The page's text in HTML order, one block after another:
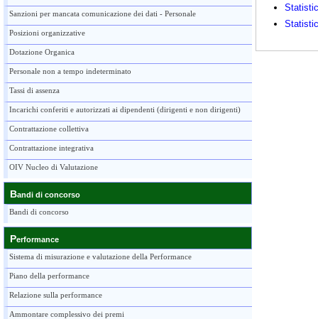
Sanzioni per mancata comunicazione dei dati - Personale
Posizioni organizzative
Dotazione Organica
Personale non a tempo indeterminato
Tassi di assenza
Incarichi conferiti e autorizzati ai dipendenti (dirigenti e non dirigenti)
Contrattazione collettiva
Contrattazione integrativa
OIV Nucleo di Valutazione
Bandi di concorso
Bandi di concorso
Performance
Sistema di misurazione e valutazione della Performance
Piano della performance
Relazione sulla performance
Ammontare complessivo dei premi